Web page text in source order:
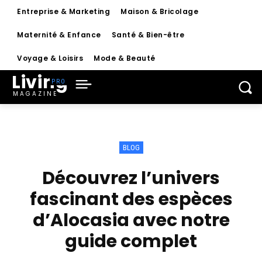
Entreprise & Marketing Maison & Bricolage
Maternité & Enfance Santé & Bien-être
Voyage & Loisirs Mode & Beauté
Living
MAGAZINE
BLOG
Découvrez l’univers
fascinant des espèces
d’Alocasia avec notre
guide complet